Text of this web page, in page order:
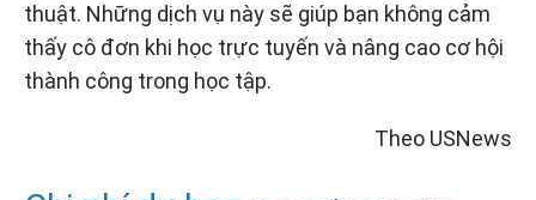
thuật. Những dịch vụ này sẽ giúp bạn không cảm
thấy cô đơn khi học trực tuyến và nâng cao cơ hội
thành công trong học tập.
Theo USNews